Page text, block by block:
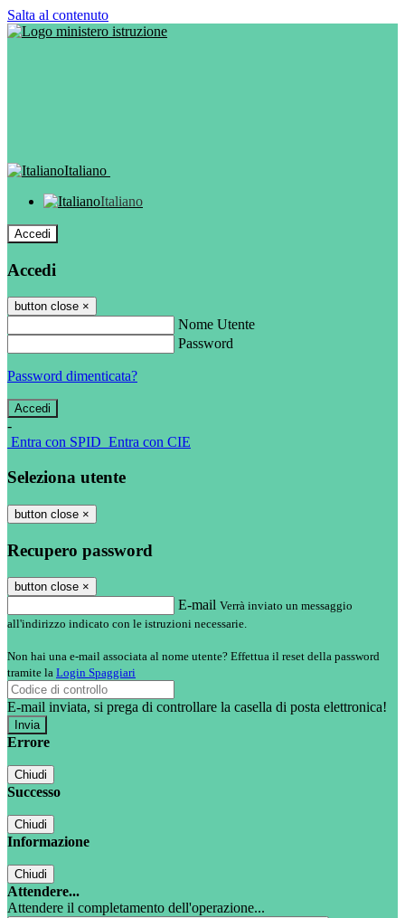
Salta al contenuto
Italiano
Italiano
Accedi
Accedi
button close ×
Nome Utente
Password
Password dimenticata?
-
Entra con SPID Entra con CIE
Seleziona utente
button close ×
Recupero password
button close ×
E-mail Verrà inviato un messaggio
all'indirizzo indicato con le istruzioni necessarie.
Non hai una e-mail associata al nome utente? Effettua il reset della password
tramite la Login Spaggiari
E-mail inviata, si prega di controllare la casella di posta elettronica!
Errore
Chiudi
Successo
Chiudi
Informazione
Chiudi
Attendere...
Attendere il completamento dell'operazione...